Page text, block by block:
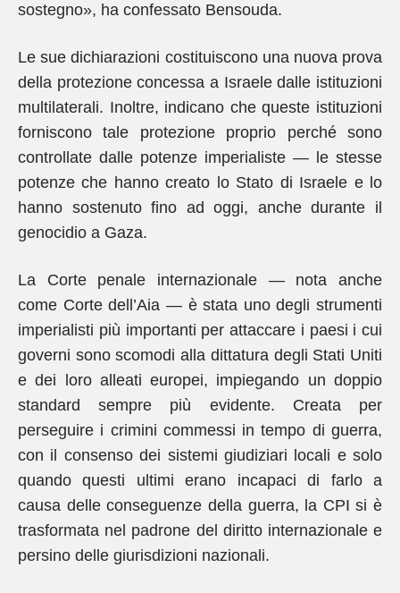
sostegno», ha confessato Bensouda.
Le sue dichiarazioni costituiscono una nuova prova
della protezione concessa a Israele dalle istituzioni
multilaterali. Inoltre, indicano che queste istituzioni
forniscono tale protezione proprio perché sono
controllate dalle potenze imperialiste — le stesse
potenze che hanno creato lo Stato di Israele e lo
hanno sostenuto fino ad oggi, anche durante il
genocidio a Gaza.
La Corte penale internazionale — nota anche
come Corte dell’Aia — è stata uno degli strumenti
imperialisti più importanti per attaccare i paesi i cui
governi sono scomodi alla dittatura degli Stati Uniti
e dei loro alleati europei, impiegando un doppio
standard sempre più evidente. Creata per
perseguire i crimini commessi in tempo di guerra,
con il consenso dei sistemi giudiziari locali e solo
quando questi ultimi erano incapaci di farlo a
causa delle conseguenze della guerra, la CPI si è
trasformata nel padrone del diritto internazionale e
persino delle giurisdizioni nazionali.